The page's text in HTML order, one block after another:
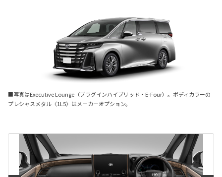
■写真はExecutive Lounge（プラグインハイブリッド・E-Four）。ボディカラーの
プレシャスメタル〈1L5〉はメーカーオプション。